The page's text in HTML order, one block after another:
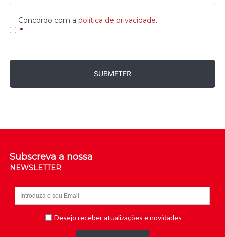
Consentimento *
Concordo com apolítica de privacidade.
*
Subscreva a nossa
NEWSLETTER